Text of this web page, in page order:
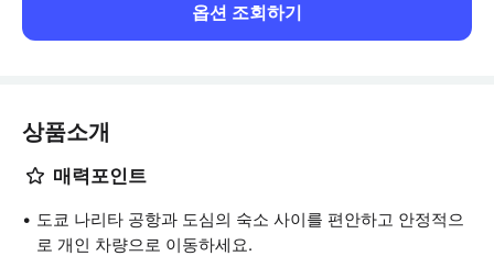
옵션 조회하기
상품소개
매력포인트
도쿄 나리타 공항과 도심의 숙소 사이를 편안하고 안정적으
로 개인 차량으로 이동하세요.